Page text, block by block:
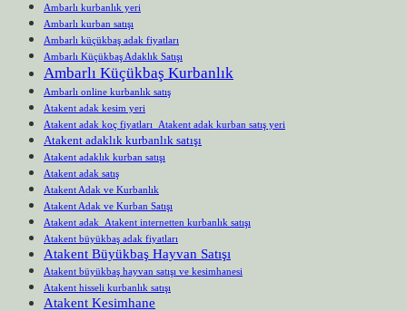
Ambarlı kurbanlık yeri
Ambarlı kurban satışı
Ambarlı küçükbaş adak fiyatları
Ambarlı Küçükbaş Adaklık Satışı
Ambarlı Küçükbaş Kurbanlık
Ambarlı online kurbanlık satış
Atakent adak kesim yeri
Atakent adak koç fiyatları Atakent adak kurban satış yeri
Atakent adaklık kurbanlık satışı
Atakent adaklık kurban satışı
Atakent adak satış
Atakent Adak ve Kurbanlık
Atakent Adak ve Kurban Satışı
Atakent adak Atakent internetten kurbanlık satışı
Atakent büyükbaş adak fiyatları
Atakent Büyükbaş Hayvan Satışı
Atakent büyükbaş hayvan satışı ve kesimhanesi
Atakent hisseli kurbanlık satışı
Atakent Kesimhane